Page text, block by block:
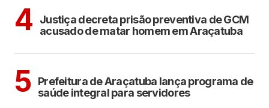
4
Justiça decreta prisão preventiva de GCM
acusado de matar homem em Araçatuba
5 Prefeitura de Araçatuba lança programa de
saúde integral para servidores